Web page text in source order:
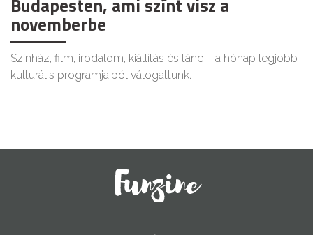
Budapesten, ami színt visz a
novemberbe
Színház, film, irodalom, kiállítás és tánc – a hónap legjobb
kulturális programjaiból válogattunk.